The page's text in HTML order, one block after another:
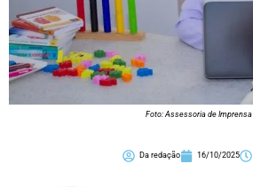
Foto: Assessoria de Imprensa
Da redação 16/10/2025